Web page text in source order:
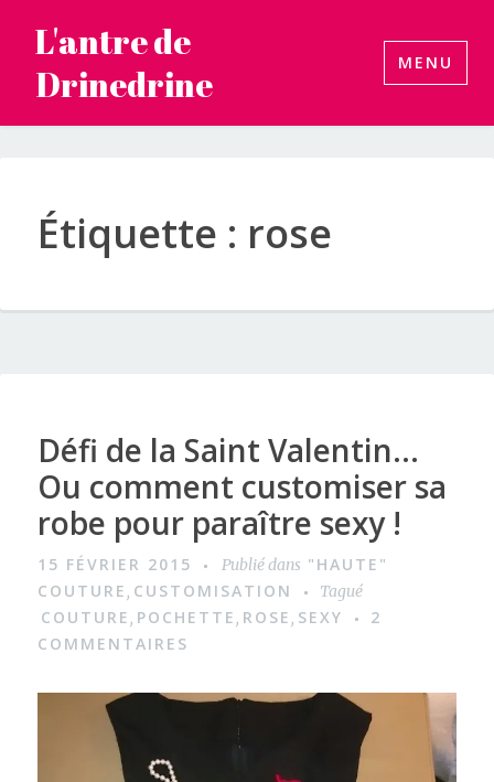
contenu
L'antre de
Drinedrine
MENU
Étiquette : rose
Défi de la Saint Valentin…
Ou comment customiser sa
robe pour paraître sexy !
15 FÉVRIER 2015 Publié dans "HAUTE"
COUTURE, CUSTOMISATION Tagué
COUTURE, POCHETTE, ROSE, SEXY
2
COMMENTAIRES